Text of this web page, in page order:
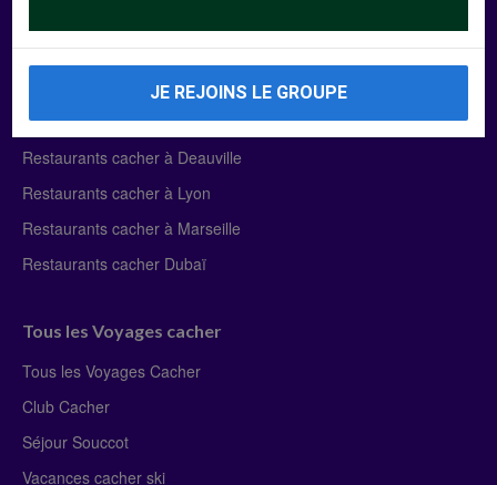
Manger Cacher
Liste des restaurants cacher
Restaurants cacher à Paris
Restaurants cacher à Deauville
Restaurants cacher à Lyon
Restaurants cacher à Marseille
Restaurants cacher Dubaï
Tous les Voyages cacher
Tous les Voyages Cacher
Club Cacher
Séjour Souccot
Vacances cacher ski
JE REJOINS LE GROUPE